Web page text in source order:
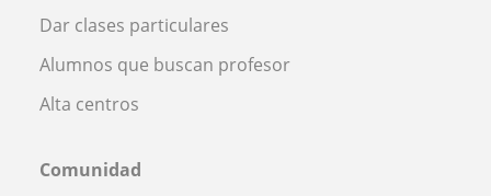
Dar clases particulares
Alumnos que buscan profesor
Alta centros
Comunidad